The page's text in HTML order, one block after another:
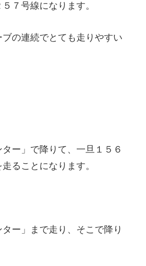
７号線になります。
の連続でとても走りやすい
ー」で降りて、一旦１５６
ることになります。
ー」まで走り、そこで降り